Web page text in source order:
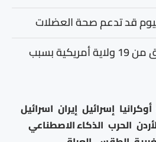
قد تدعم صحة العضلات
سحب دفعة زبدة فستق من 19 ولاية أمريكية بسبب
أوكرانيا إسرائيل إيران اسرائيل
الحرب الذكاء الاصطناعي